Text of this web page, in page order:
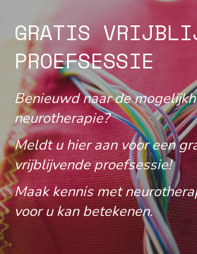
GRATIS
PROEFSESSIE
Benieuwd naar de
neurotherapie?
Meldt u hier aan voor een
vrijblijvende proefsessie!
Maak kennis met
voor u kan betekenen.